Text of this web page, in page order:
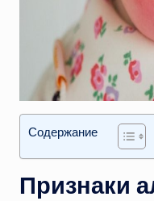
Содержание
Признаки